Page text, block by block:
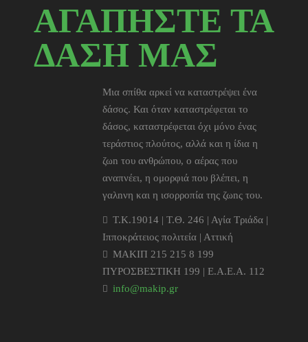
ΑΓΑΠΗΣΤΕ ΤΑ
ΔΑΣΗ ΜΑΣ
Μια σπίθα αρκεί να καταστρέψει ένα
δάσος. Και όταν καταστρέφεται το
δάσος, καταστρέφεται όχι μόνο ένας
τεράστιος πλούτος, αλλά και η ίδια η
ζωn του ανθρώπου, ο αέρας που
αναπνέει, η ομορφιά που βλέπει, η
γαλnνη και η ισορροπία της ζωnς του.
T.K.19014 | Τ.Θ. 246 | Αγία Τριάδα |
Ιπποκράτειος πολιτεία | Αττική
ΜΑΚΙΠ 215 215 8 199
ΠΥΡΟΣΒΕΣΤΙΚΗ 199 | Ε.Α.Ε.Α. 112
info@makip.gr